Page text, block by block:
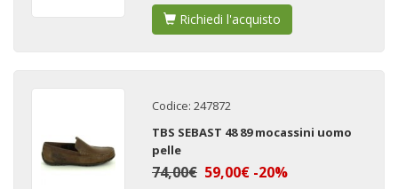
Richiedi l'acquisto
Codice: 247872
TBS SEBAST 48 89 mocassini uomo
pelle
74,00€ 59,00€ -20%